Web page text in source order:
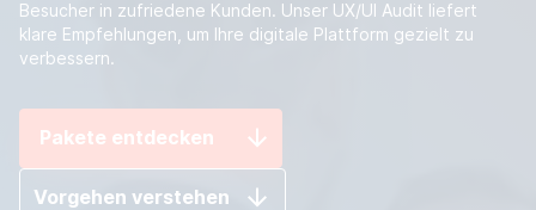
Besucher in zufriedene Kunden. Unser UX/UI Audit liefert
klare Empfehlungen, um Ihre digitale Plattform gezielt zu
verbessern.
Pakete entdecken
Vorgehen verstehen